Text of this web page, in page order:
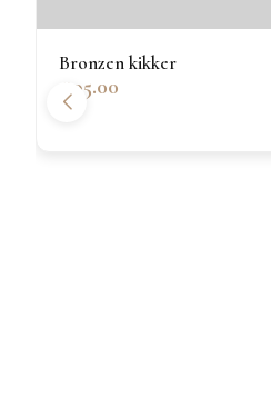
Bronzen kikker
€95.00